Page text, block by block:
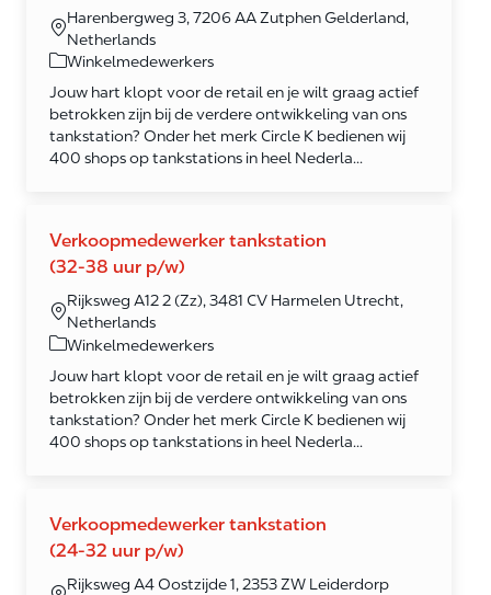
Harenbergweg 3, 7206 AA Zutphen Gelderland,
Netherlands
Category
Winkelmedewerkers
Jouw hart klopt voor de retail en je wilt graag actief
betrokken zijn bij de verdere ontwikkeling van ons
tankstation? Onder het merk Circle K bedienen wij
400 shops op tankstations in heel Nederla...
Verkoopmedewerker tankstation
(32-38 uur p/w)
Rijksweg A12 2 (Zz), 3481 CV Harmelen Utrecht,
Netherlands
Category
Winkelmedewerkers
Jouw hart klopt voor de retail en je wilt graag actief
betrokken zijn bij de verdere ontwikkeling van ons
tankstation? Onder het merk Circle K bedienen wij
400 shops op tankstations in heel Nederla...
Verkoopmedewerker tankstation
(24-32 uur p/w)
Rijksweg A4 Oostzijde 1, 2353 ZW Leiderdorp